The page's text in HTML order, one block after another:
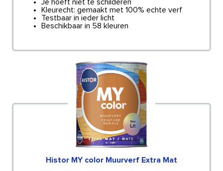
Je hoeft niet te schilderen
Kleurecht: gemaakt met 100% echte verf
Testbaar in ieder licht
Beschikbaar in 58 kleuren
Histor MY color Muurverf Extra Mat